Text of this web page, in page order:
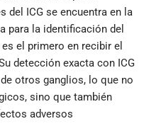
del ICG se encuentra en la
para la identificación del
el primero en recibir el
detección exacta con ICG
otros ganglios, lo que no
sino que también
adversos